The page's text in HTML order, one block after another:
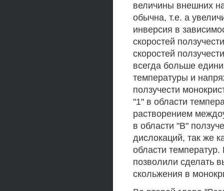
величины внешних
обычна, т.е. а
инверсия в
скоростей
скоростей
всегда больше
температуры и
ползучести
"1" в области
растворением
в области "В"
дислокаций, так же
области
позволили сделать
скольжения в